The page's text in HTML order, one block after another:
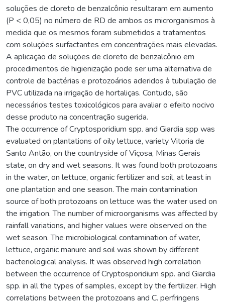
soluções de cloreto de benzalcônio resultaram em aumento
(P < 0,05) no número de RD de ambos os microrganismos à
medida que os mesmos foram submetidos a tratamentos
com soluções surfactantes em concentrações mais elevadas.
A aplicação de soluções de cloreto de benzalcônio em
procedimentos de higienização pode ser uma alternativa de
controle de bactérias e protozoários aderidos à tubulação de
PVC utilizada na irrigação de hortaliças. Contudo, são
necessários testes toxicológicos para avaliar o efeito nocivo
desse produto na concentração sugerida.
The occurrence of Cryptosporidium spp. and Giardia spp was
evaluated on plantations of oily lettuce, variety Vitoria de
Santo Antão, on the countryside of Viçosa, Minas Gerais
state, on dry and wet seasons. It was found both protozoans
in the water, on lettuce, organic fertilizer and soil, at least in
one plantation and one season. The main contamination
source of both protozoans on lettuce was the water used on
the irrigation. The number of microorganisms was affected by
rainfall variations, and higher values were observed on the
wet season. The microbiological contamination of water,
lettuce, organic manure and soil was shown by different
bacteriological analysis. It was observed high correlation
between the occurrence of Cryptosporidium spp. and Giardia
spp. in all the types of samples, except by the fertilizer. High
correlations between the protozoans and C. perfringens